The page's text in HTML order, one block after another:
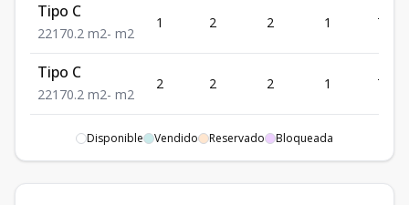
Tipo C
221 70.2 m2- m2
1 2 2 1 70.2
Tipo C
221 70.2 m2- m2
2 2 2 1 70.2
Tipo C
3 2 2 1
Disponible Vendido Reservado Bloqueada